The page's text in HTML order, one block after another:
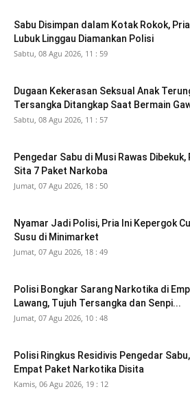
Sabu Disimpan dalam Kotak Rokok,
Lubuk Linggau Diamankan Polisi
Sabtu, 08 Agu 2026, 11 : 59
Dugaan Kekerasan Seksual Anak
Tersangka Ditangkap Saat Bermain
Sabtu, 08 Agu 2026, 11 : 57
Pengedar Sabu di Musi Rawas Dibekuk,
Sita 7 Paket Narkoba
Jumat, 07 Agu 2026, 18 : 50
Nyamar Jadi Polisi, Pria Ini Kepergok
Susu di Minimarket
Jumat, 07 Agu 2026, 18 : 49
Polisi Bongkar Sarang Narkotika di
Lawang, Tujuh Tersangka dan Senpi...
Jumat, 07 Agu 2026, 10 : 48
Polisi Ringkus Residivis Pengedar Sabu,
Empat Paket Narkotika Disita
Kamis, 06 Agu 2026, 19 : 12